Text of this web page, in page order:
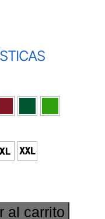
al carrito